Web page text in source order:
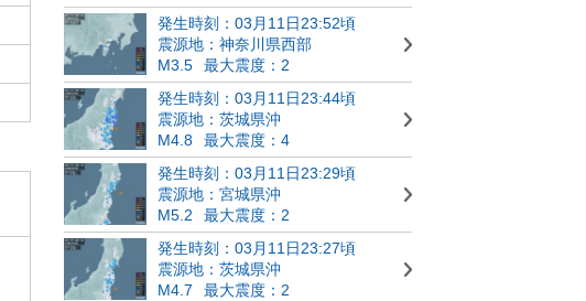
発生時刻：03月11日23:52頃
震源地：神奈川県西部
M3.5
最大震度：2
発生時刻：03月11日23:44頃
震源地：茨城県沖
M4.8
最大震度：4
発生時刻：03月11日23:29頃
震源地：宮城県沖
M5.2
最大震度：2
発生時刻：03月11日23:27頃
震源地：茨城県沖
M4.7
最大震度：2